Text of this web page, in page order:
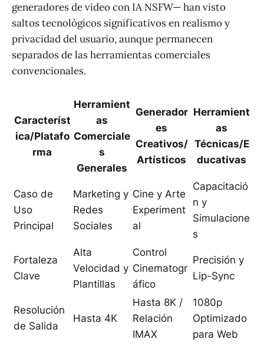
generadores de video con IA NSFW— han visto
saltos tecnológicos significativos en realismo y
privacidad del usuario, aunque permanecen
separados de las herramientas comerciales
convencionales.
Característ
ica/Platafo
rma
Herramient
as
Comerciale
s
Generales
Generador
es
Creativos/
Artísticos
Herramient
as
Técnicas/E
ducativas
Caso de
Uso
Principal
Marketing y
Redes
Sociales
Cine y Arte
Experiment
al
Capacitació
n y
Simulacione
s
Fortaleza
Clave
Alta
Velocidad y
Plantillas
Control
Cinematogr
áfico
Precisión y
Lip-Sync
Resolución
de Salida
Hasta 4K
Hasta 8K /
Relación
IMAX
1080p
Optimizado
para Web